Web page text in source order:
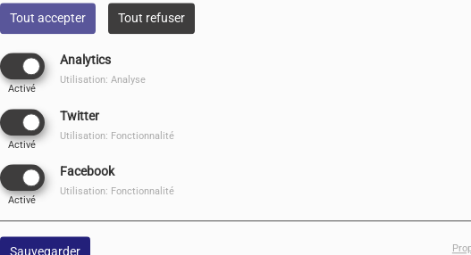
Tout accepter Tout refuser
Analytics
Activé
Utilisation: Analyse
Twitter
Activé
Utilisation: Fonctionnalité
Facebook
Activé
Utilisation: Fonctionnalité
Sauvegarder